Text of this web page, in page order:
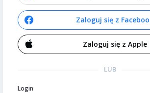
Zaloguj się z
Zaloguj się z Apple
LUB
Login